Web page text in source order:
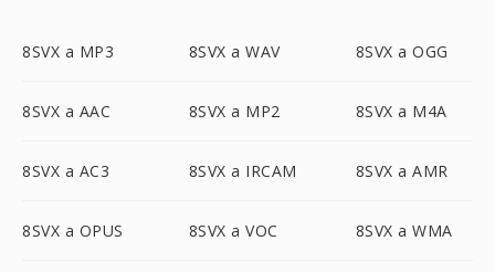
8SVX a MP3 8SVX a WAV 8SVX a OGG
8SVX a AAC 8SVX a MP2 8SVX a M4A
8SVX a AC3 8SVX a IRCAM 8SVX a AMR
8SVX a OPUS 8SVX a VOC 8SVX a WMA